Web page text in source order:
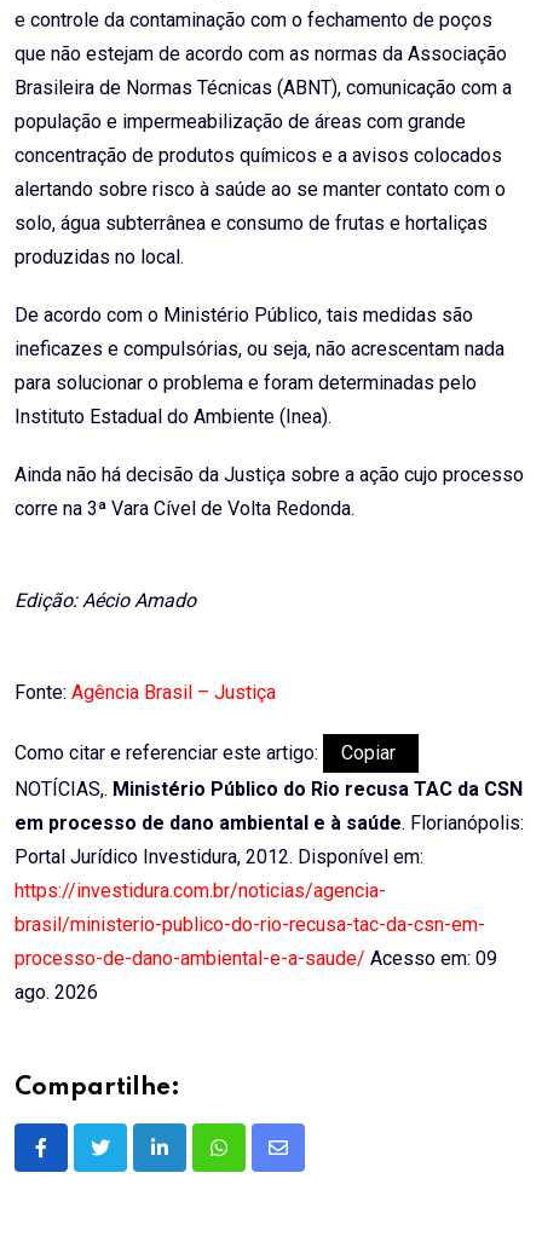
e controle da contaminação com o fechamento de poços
que não estejam de acordo com as normas da Associação
Brasileira de Normas Técnicas (ABNT), comunicação com a
população e impermeabilização de áreas com grande
concentração de produtos químicos e a avisos colocados
alertando sobre risco à saúde ao se manter contato com o
solo, água subterrânea e consumo de frutas e hortaliças
produzidas no local.
De acordo com o Ministério Público, tais medidas são
ineficazes e compulsórias, ou seja, não acrescentam nada
para solucionar o problema e foram determinadas pelo
Instituto Estadual do Ambiente (Inea).
Ainda não há decisão da Justiça sobre a ação cujo processo
corre na 3ª Vara Cível de Volta Redonda.
Edição: Aécio Amado
Fonte: Agência Brasil – Justiça
Como citar e referenciar este artigo:
Copiar
NOTÍCIAS,. Ministério Público do Rio recusa TAC da CSN
em processo de dano ambiental e à saúde. Florianópolis:
Portal Jurídico Investidura, 2012. Disponível em:
https://investidura.com.br/noticias/agencia-
brasil/ministerio-publico-do-rio-recusa-tac-da-csn-em-
processo-de-dano-ambiental-e-a-saude/ Acesso em: 09
ago. 2026
Compartilhe:
LinkedInWhatsappShare